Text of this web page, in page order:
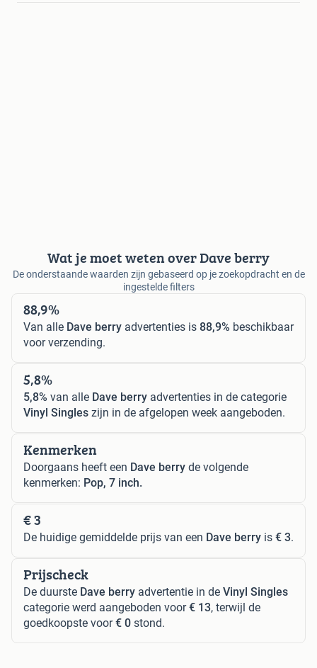
Wat je moet weten over Dave berry
De onderstaande waarden zijn gebaseerd op je zoekopdracht en de
ingestelde filters
88,9%
Van alle Dave berry advertenties is 88,9% beschikbaar
voor verzending.
5,8%
5,8% van alle Dave berry advertenties in de categorie
Vinyl Singles zijn in de afgelopen week aangeboden.
Kenmerken
Doorgaans heeft een Dave berry de volgende
kenmerken: Pop, 7 inch.
€ 3
De huidige gemiddelde prijs van een Dave berry is € 3.
Prijscheck
De duurste Dave berry advertentie in de Vinyl Singles
categorie werd aangeboden voor€ 13, terwijl de
goedkoopste voor€ 0 stond.